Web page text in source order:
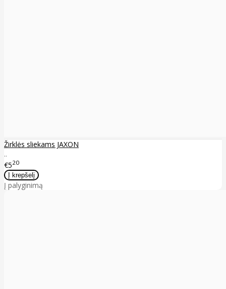
Žirklės sliekams JAXON
..
€520
Į palyginimą